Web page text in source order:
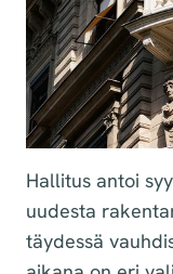
Hallitus antoi
uudesta
täydessä